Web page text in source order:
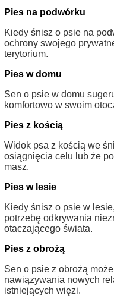
Pies na podwórku
Kiedy śnisz o psie na
ochrony swojego
terytorium.
Pies w domu
Sen o psie w domu
komfortowo w swoim
Pies z kością
Widok psa z kością we
osiągnięcia celu lub że
masz.
Pies w lesie
Kiedy śnisz o psie w
potrzebę odkrywania
otaczającego świata.
Pies z obrożą
Sen o psie z obrożą
nawiązywania nowych
istniejących więzi.